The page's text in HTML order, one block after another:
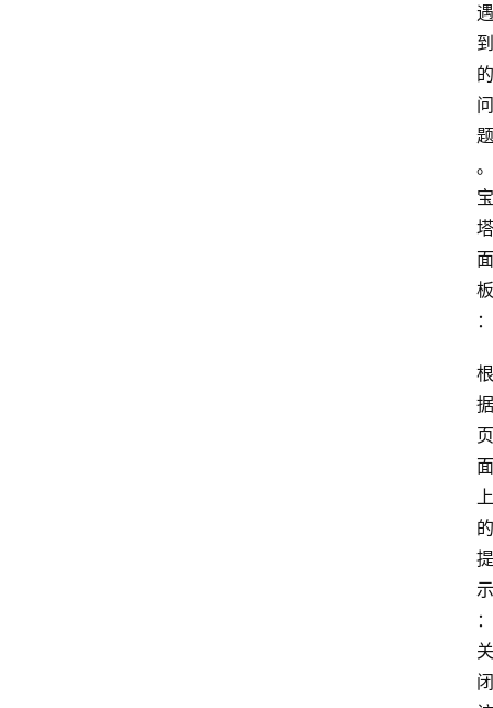
遇
到
的
问
题
。
宝
塔
面
板
：
根
据
页
面
上
的
提
示
：
关
闭